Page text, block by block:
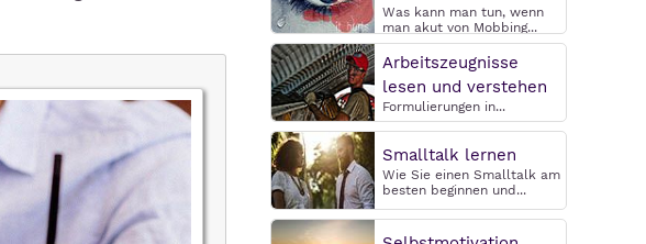
Was kann man tun, wenn
man akut von Mobbing...
Arbeitszeugnisse
lesen und verstehen
Formulierungen in...
Smalltalk lernen
Wie Sie einen Smalltalk am
besten beginnen und...